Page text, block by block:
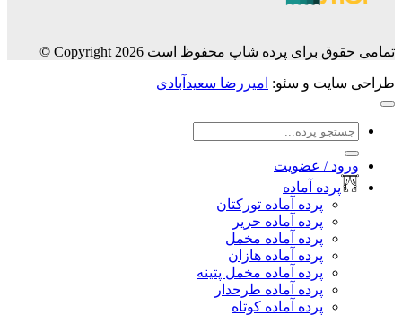
تمامی حقوق برای پرده شاپ محفوظ است Copyright 2026 ©
طراحی سایت و سئو:امیررضا سعیدآبادی
جستجو
ورود / عضویت
پرده آماده
پرده آماده تورکتان
پرده آماده حریر
پرده آماده مخمل
پرده آماده هازان
پرده آماده مخمل پتینه
پرده آماده طرحدار
پرده آماده کوتاه